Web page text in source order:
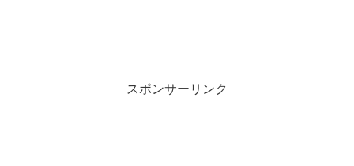
スポンサーリンク